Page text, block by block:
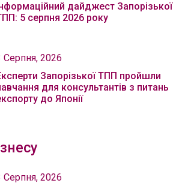
дайджест Запорізької
5 серпня 2026 року
Серпня, 2026
Запорізької ТПП пройшли
для консультантів з питань
до Японії
Серпня, 2026